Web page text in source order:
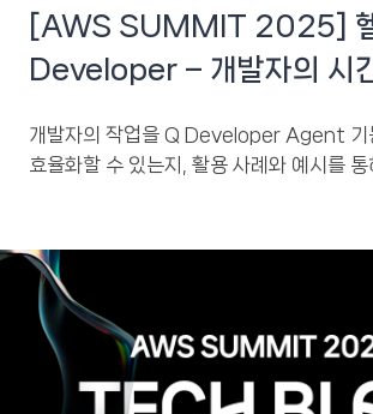
[AWS SUMMIT 2025]
Developer – 개발자의 시
개발자의 작업을 Q Developer Agent 기
효율화할 수 있는지, 활용 사례와 예시를 통